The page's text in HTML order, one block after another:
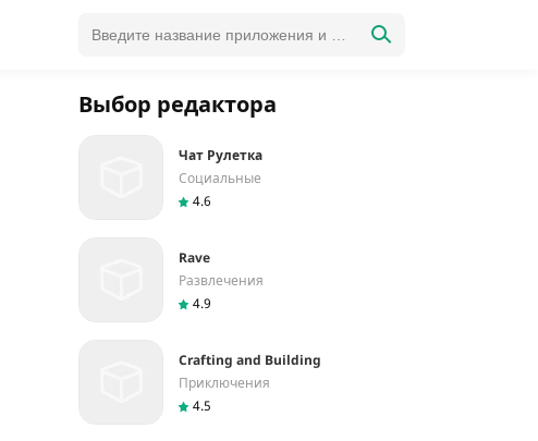
Выбор редактора
Чат Рулетка
Социальные
4.6
Rave
Развлечения
4.9
Crafting and Building
Приключения
4.5